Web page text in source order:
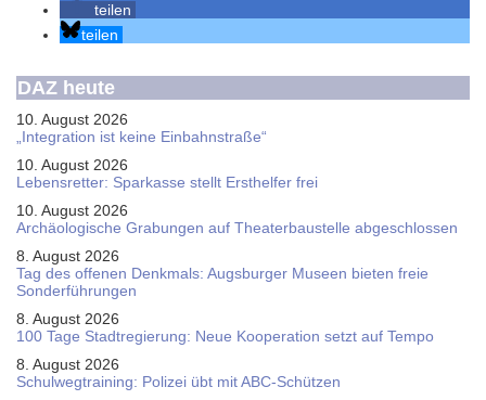
teilen
teilen
DAZ heute
10. August 2026
„Integration ist keine Einbahnstraße“
10. August 2026
Le­bens­ret­ter: Spar­kas­se stellt Erst­hel­fer frei
10. August 2026
Ar­chäo­lo­gi­sche Gra­bun­gen auf Thea­ter­bau­stel­le ab­ge­schlos­sen
8. August 2026
Tag des offenen Denkmals: Augsburger Museen bieten freie
Sonderführungen
8. August 2026
100 Tage Stadtregierung: Neue Kooperation setzt auf Tempo
8. August 2026
Schul­weg­trai­ning: Poli­zei übt mit ABC-Schüt­zen